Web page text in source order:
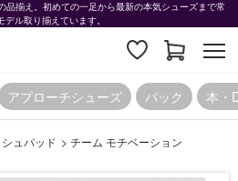
品揃え。初めての一足から最新の本気シューズまで常
デル取り揃えています。
アプローチシューズ パック 本・
ュパッド > チーム モチベーション